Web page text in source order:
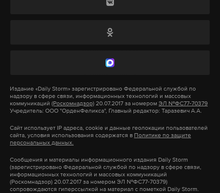
Подпишитесь на Daily Storm в
Telegram
Дзен VK
14 июня Москальковаопубликоваласписок из
вернуться по обмену. Омбудсмен сообщила, что
обратилась к украинскому коллеге Дмитрию
Лубинцу с просьбой помочь в активизации
Издание «Daily Storm» зарегистрировано Федеральной службой по
надзору в сфере связи, информационных технологий и массовых
коммуникаций (Роскомнадзор) 20.07.2017 за номером ЭЛ №ФС77-70379
Учредитель: ООО "ОрденФеликса", Главный редактор: Таразевич А.А.
Сайт использует IP адреса, cookie и данные геолокации пользователей
сайта, условия использования содержатся в Политике по защите
персональных данных.
Сообщения и материалы информационного издания Daily Storm
(зарегистрировано Федеральной службой по надзору в сфере связи,
информационных технологий и массовых коммуникаций
(Роскомнадзор) 20.07.2017 за номером ЭЛ №ФС77-70379)
сопровождаются гиперссылкой на материал с пометкой Daily Storm.